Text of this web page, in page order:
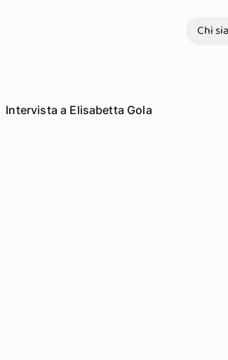
Chi
Intervista a Elisabetta Gola